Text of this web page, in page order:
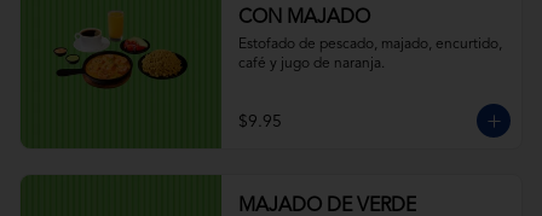
CON MAJADO
Estofado de pescado, majado, encurtido,
café y jugo de naranja.
$9.95
MAJADO DE VERDE